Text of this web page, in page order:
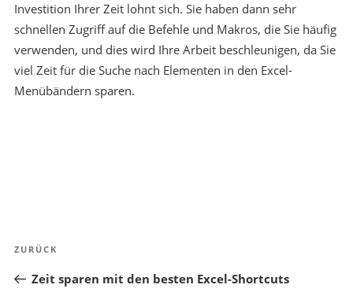
Investition Ihrer Zeit lohnt sich. Sie haben dann sehr
schnellen Zugriff auf die Befehle und Makros, die Sie häufig
verwenden, und dies wird Ihre Arbeit beschleunigen, da Sie
viel Zeit für die Suche nach Elementen in den Excel-
Menübändern sparen.
Vorheriger
ZURÜCK
Zeit sparen mit den besten Excel-Shortcuts